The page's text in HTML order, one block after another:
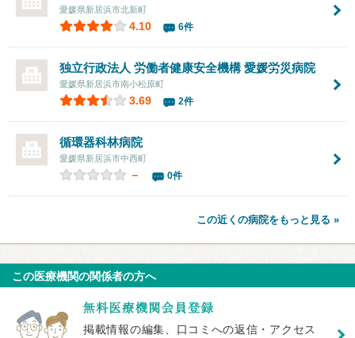
愛媛県新居浜市北新町
4.10 6件
独立行政法人 労働者健康安全機構 愛媛労災病院
愛媛県新居浜市南小松原町
3.69 2件
循環器科林病院
愛媛県新居浜市中西町
－ 0件
この近くの病院をもっと見る »
この医療機関の関係者の方へ
掲載情報の編集、口コミへの返信・アクセス